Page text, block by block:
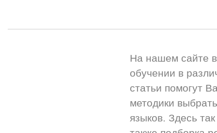
На нашем сайте
обучении в
статьи помогут
методики
языков. Здесь